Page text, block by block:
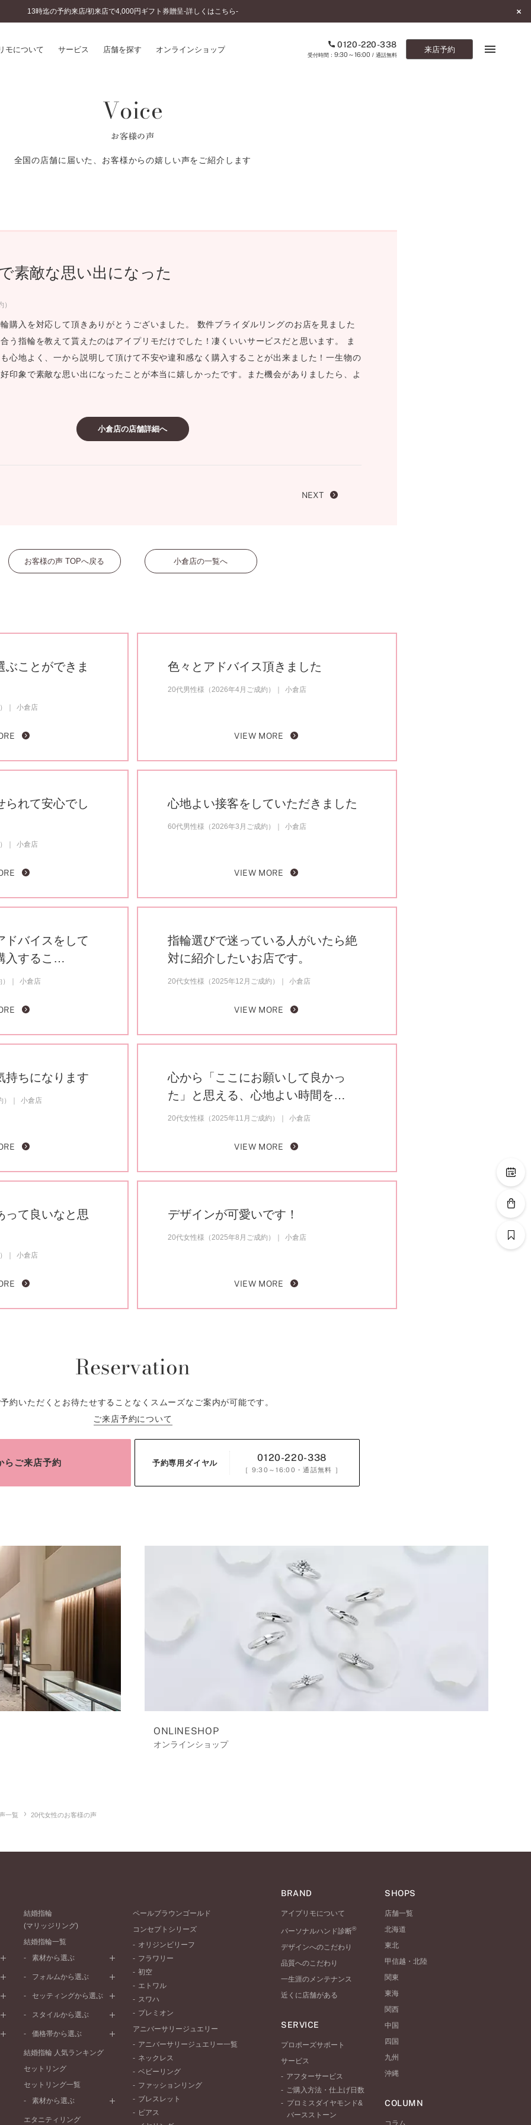
13時迄の予約来店/初来店で4,000円ギフト券贈呈-詳しくはこちら-
モについて サービス 店舗を探す オンラインショップ 0120-220-338
9:30～16:00/ 通話無料
来店予約
のこだわり
スダイヤモンド&バースストー
ーズサポート
プ
婚約指輪とは
結婚指輪とは
セットリングとは
ショップブログ
Voice
お客様の声
全国の店舗に届いた、お客様からの嬉しい声をご紹介します
素敵な思い出になった
購入を対応して頂きありがとうございました。 数件ブライダルリングのお店を見ました
う指輪を教えて貰えたのはアイプリモだけでした！凄くいいサービスだと思います。 ま
心地よく、一から説明して頂けて不安や違和感なく購入することが出来ました！一生物の
印象で素敵な思い出になったことが本当に嬉しかったです。また機会がありましたら、よ
小倉店の店舗詳細へ
NEXT
お客様の声 TOPへ戻る 小倉店の一覧へ
ぶことができま
小倉店
色々とアドバイス頂きました
20代男性様（2026年4月ご成約） 小倉店
VIEW MORE
られて安心でし
小倉店
心地よい接客をしていただきました
60代男性様（2026年3月ご成約） 小倉店
VIEW MORE
ドバイスをして
入するこ…
小倉店
指輪選びで迷っている人がいたら絶
対に紹介したいお店です。
20代女性様（2025年12月ご成約） 小倉店
VIEW MORE
持ちになります
小倉店
心から「ここにお願いして良かっ
た」と思える、心地よい時間を…
20代女性様（2025年11月ご成約） 小倉店
VIEW MORE
って良いなと思
小倉店
デザインが可愛いです！
20代女性様（2025年8月ご成約） 小倉店
VIEW MORE
Reservation
約いただくとお待たせすることなくスムーズなご案内が可能です。
ご来店予約について
らご来店予約 予約専用ダイヤル 0120-220-338
［ 9:30～16:00 ・通話無料 ］
ONLINESHOP
オンラインショップ
一覧 20代女性のお客様の声
結婚指輪
(マリッジリング)
結婚指輪一覧
素材から選ぶ
プラチナ
ピンクゴールド
ペールブラウンゴールド
フォルムから選ぶ
ストレートライン
V字ライン
セッティングから選ぶ
プレーン
セベラルメレ
ラインメレ
スタイルから選ぶ
シンプル
モード
エレガント
ゴージャス
価格帯から選ぶ
50万円～
20万円～30万円
10万円～20万円
結婚指輪 人気ランキング
セットリング
セットリング一覧
素材から選ぶ
プラチナ
エタニティリング
ペールブラウンゴールド
コンセプトシリーズ
オリジンビリーフ
フラワリー
初空
エトワル
スワハ
プレミオン
アニバーサリージュエリー
アニバーサリージュエリー一覧
ネックレス
ベビーリング
ファッションリング
ブレスレット
ピアス
BRAND
アイプリモについて
パーソナルハンド診断®
デザインへのこだわり
品質へのこだわり
一生涯のメンテナンス
近くに店舗がある
SERVICE
プロポーズサポート
サービス
アフターサービス
ご購入方法・仕上げ日数
プロミスダイヤモンド&
バースストーン
SHOPS
店舗一覧
北海道
東北
甲信越・北陸
関東
東海
関西
中国
四国
九州
沖縄
COLUMN